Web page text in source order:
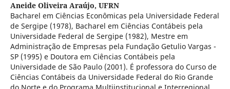
Aneide Oliveira Araújo, UFRN
Bacharel em Ciências Econômicas pela Universidade Federal
de Sergipe (1978), Bacharel em Ciências Contábeis pela
Universidade Federal de Sergipe (1982), Mestre em
Administração de Empresas pela Fundação Getulio Vargas -
SP (1995) e Doutora em Ciências Contábeis pela
Universidade de São Paulo (2001). É professora do Curso de
Ciências Contábeis da Universidade Federal do Rio Grande